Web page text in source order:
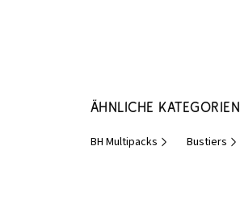
Ähnliche Kategorien
BH Multipacks Bustiers